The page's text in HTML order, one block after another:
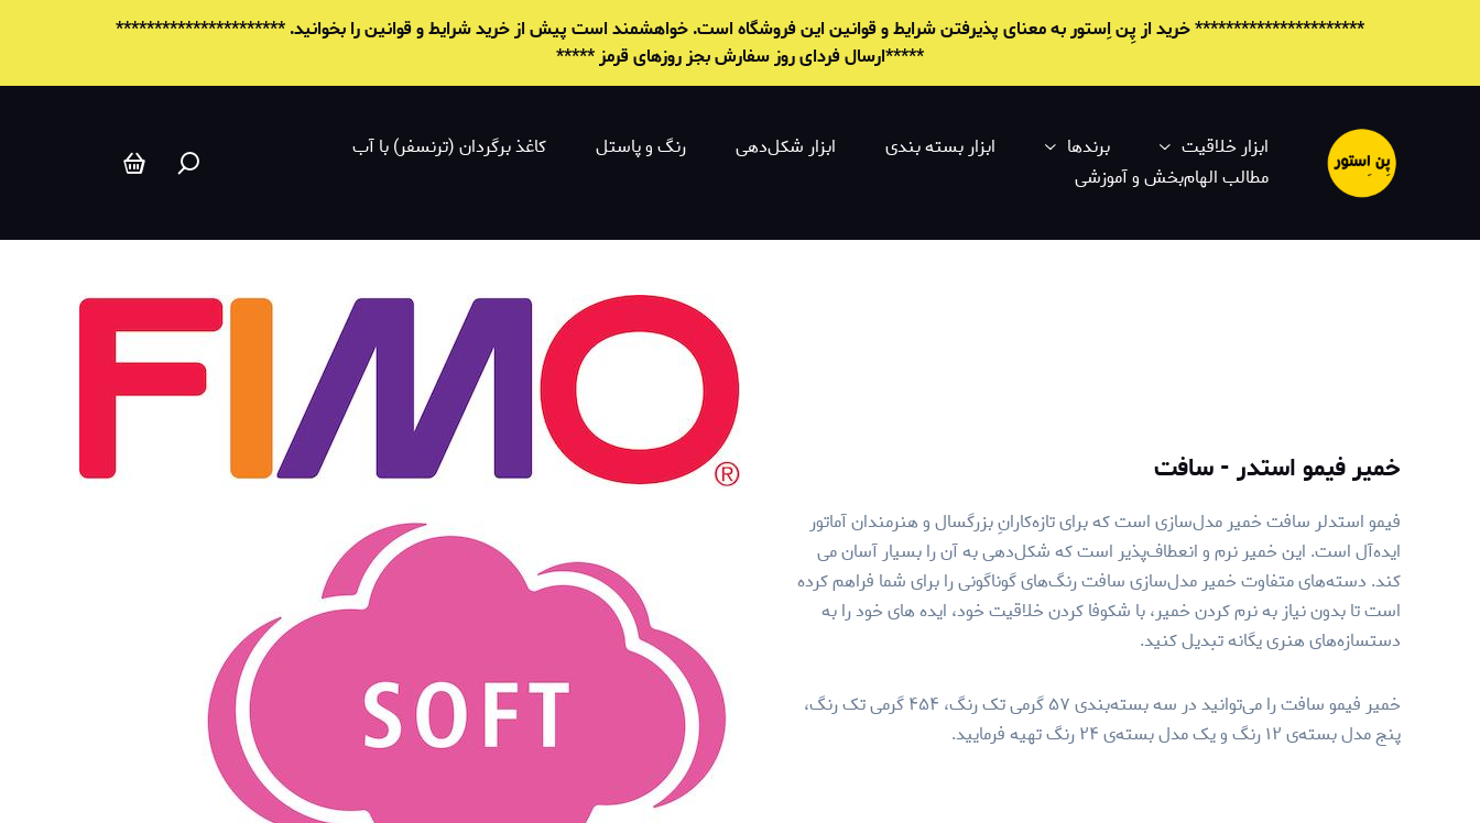
********************** خرید از پِن اِستور به معنای پذیرفتن شرایط و قوانين این فروشگاه است. خواهشمند است پیش از خرید شرایط و قوانين را بخوانید. **********************
*****ارسال فردای روز سفارش بجز روزهای قرمز *****
ابزار خلاقیت برندها ابزار بسته بندی ابزار شکل‌دهی رنگ و پاستل
کاغذ برگردان (ترنسفر) با آب
مطالب الهام‌بخش و آموزشی
خمیر فیمو استدر - سافت
فیمو استدلر سافت خمیر مدل‌سازی است که برای تازه‌کارانِ بزرگسال و هنرمندان آماتور
ایده‌آل است. این خمیر نرم و انعطاف‌پذیر است که شکل‌دهی به آن را بسیار آسان می
کند. دسته‌های متفاوت خمیر مدل‌سازی سافت رنگ‌های گوناگونی را برای شما فراهم کرده
است تا بدون نیاز به نرم کردن خمیر، با شکوفا کردن خلاقیت خود، ایده های خود را به
دستسازه‌های هنری یگانه تبدیل کنید.
خمیر فیمو سافت را می‌توانید در سه بسته‌بندی ۵۷ گرمی تک رنگ، ۴۵۴ گرمی تک رنگ،
پنج مدل بسته‌ی ۱۲ رنگ و یک مدل بسته‌ی ۲۴ رنگ تهیه فرمایید.